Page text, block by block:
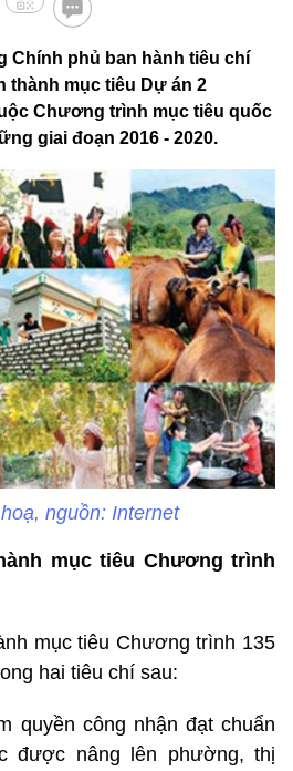
Chính phủ ban hành tiêu chí
thành mục tiêu Dự án 2
Chương trình mục tiêu quốc
giai đoạn 2016 - 2020.
nguồn: Internet
mục tiêu Chương trình
mục tiêu Chương trình 135
hai tiêu chí sau:
quyền công nhận đạt chuẩn
được nâng lên phường, thị